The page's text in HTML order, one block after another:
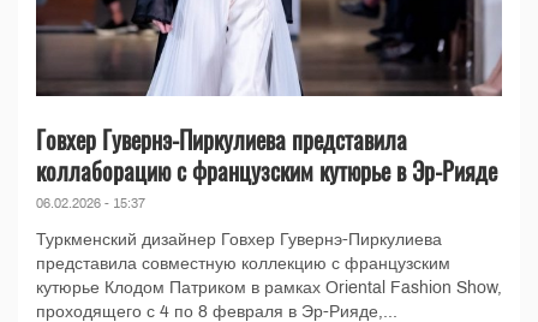
Говхер Гувернэ-Пиркулиева представила
коллаборацию с французским кутюрье в Эр-Рияде
06.02.2026 - 15:37
Туркменский дизайнер Говхер Гувернэ-Пиркулиева
представила совместную коллекцию с французским
кутюрье Клодом Патриком в рамках Oriental Fashion Show,
проходящего с 4 по 8 февраля в Эр-Рияде,...